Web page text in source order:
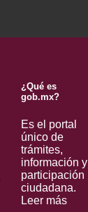
¿Qué es
gob.mx?
Es el portal
único de
trámites,
información y
participación
ciudadana.
Leer más